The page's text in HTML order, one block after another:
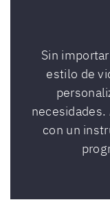
Sin
estilo de
necesidades.
con un